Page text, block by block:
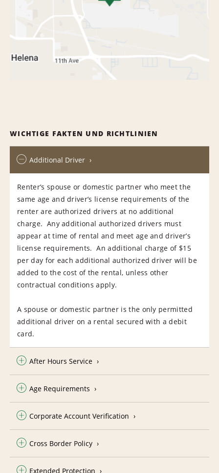
WICHTIGE FAKTEN UND RICHTLINIEN
Additional Driver
Renter’s spouse or domestic partner who meet the
same age and driver’s license requirements of the
renter are authorized drivers at no additional
charge. Any additional authorized drivers must
appear at time of rental and meet age and driver’s
license requirements. An additional charge of $15
per day for each additional authorized driver will be
added to the cost of the rental, unless other
contractual conditions apply.
A spouse or domestic partner is the only permitted
additional driver on a rental secured with a debit
card.
After Hours Service
Age Requirements
Corporate Account Verification
Cross Border Policy
Extended Protection